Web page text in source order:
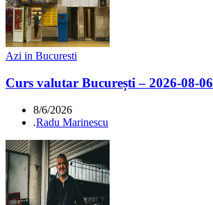
Azi in Bucuresti
Curs valutar București – 2026-08-06
8/6/2026
.Radu Marinescu